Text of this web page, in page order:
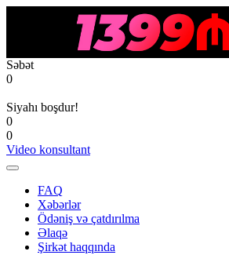
Səbət
0
Siyahı boşdur!
0
0
Video konsultant
FAQ
Xəbərlər
Ödəniş və çatdırılma
Əlaqə
Şirkət haqqında